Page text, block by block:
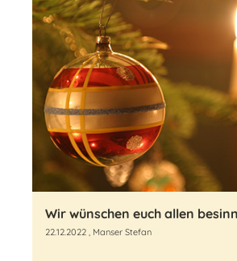
22.12.2022 , Manser Stefan